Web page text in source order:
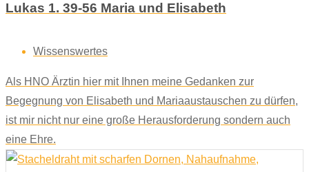
Lukas 1. 39-56 Maria und Elisabeth
Wissenswertes
Als HNO Ärztin hier mit Ihnen meine Gedanken zur
Begegnung von Elisabeth und Mariaaustauschen zu dürfen,
ist mir nicht nur eine große Herausforderung sondern auch
eine Ehre.